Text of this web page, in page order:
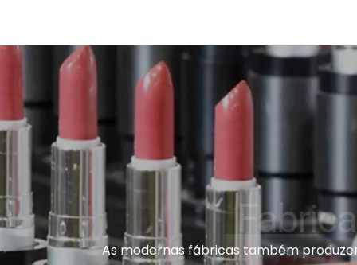
As modernas fábricas também